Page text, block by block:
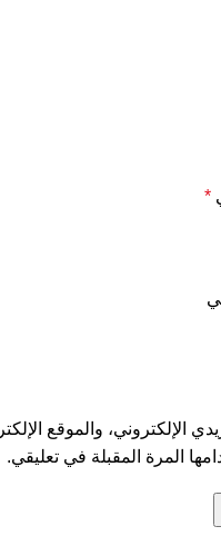
*
الإلكتروني، والموقع
المرة المقبلة في تعليقي.